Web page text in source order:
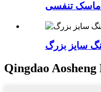
ماسک تنفسی
سایز بزرگ
Qingdao